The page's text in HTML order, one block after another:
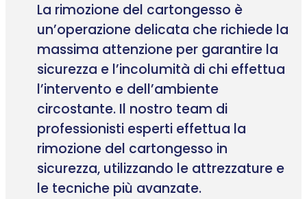
La rimozione del cartongesso è
un’operazione delicata che richiede la
massima attenzione per garantire la
sicurezza e l’incolumità di chi effettua
l’intervento e dell’ambiente
circostante. Il nostro team di
professionisti esperti effettua la
rimozione del cartongesso in
sicurezza, utilizzando le attrezzature e
le tecniche più avanzate.